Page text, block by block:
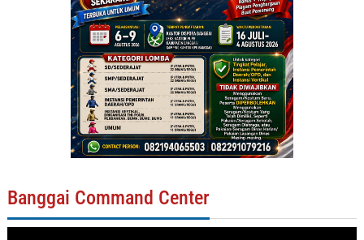
Banggai Command Center